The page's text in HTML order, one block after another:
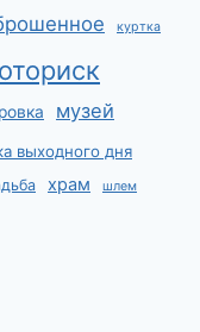
куртка
музей
выходного дня
храм шлем